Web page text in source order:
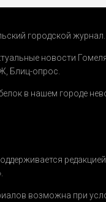
городской журнал.
новости
Блиц-опрос
в нашем городе
возможна при